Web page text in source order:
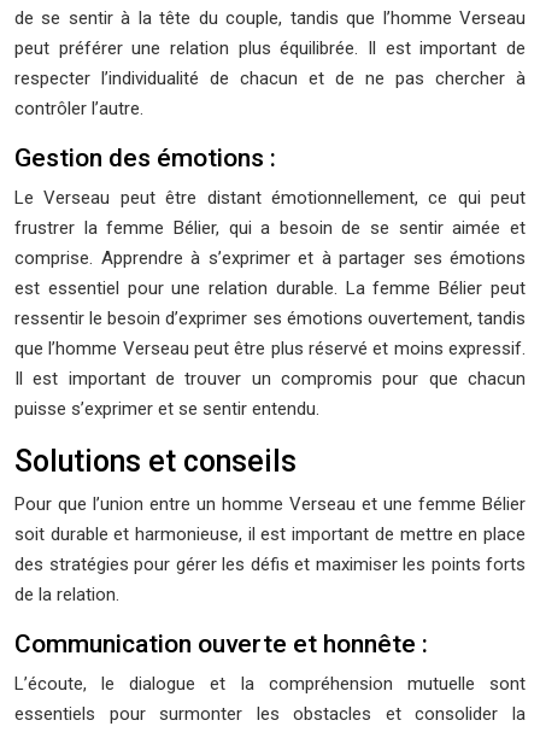
de se sentir à la tête du couple, tandis que l’homme Verseau
peut préférer une relation plus équilibrée. Il est important de
respecter l’individualité de chacun et de ne pas chercher à
contrôler l’autre.
Gestion des émotions :
Le Verseau peut être distant émotionnellement, ce qui peut
frustrer la femme Bélier, qui a besoin de se sentir aimée et
comprise. Apprendre à s’exprimer et à partager ses émotions
est essentiel pour une relation durable. La femme Bélier peut
ressentir le besoin d’exprimer ses émotions ouvertement, tandis
que l’homme Verseau peut être plus réservé et moins expressif.
Il est important de trouver un compromis pour que chacun
puisse s’exprimer et se sentir entendu.
Solutions et conseils
Pour que l’union entre un homme Verseau et une femme Bélier
soit durable et harmonieuse, il est important de mettre en place
des stratégies pour gérer les défis et maximiser les points forts
de la relation.
Communication ouverte et honnête :
L’écoute, le dialogue et la compréhension mutuelle sont
essentiels pour surmonter les obstacles et consolider la